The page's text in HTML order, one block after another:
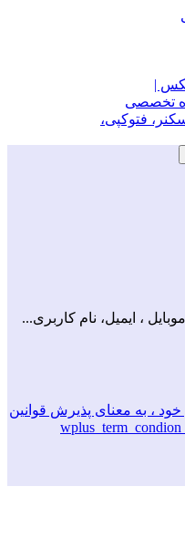
، ایمیل، نام کاربری...
، به معنای پذیرش قوانین